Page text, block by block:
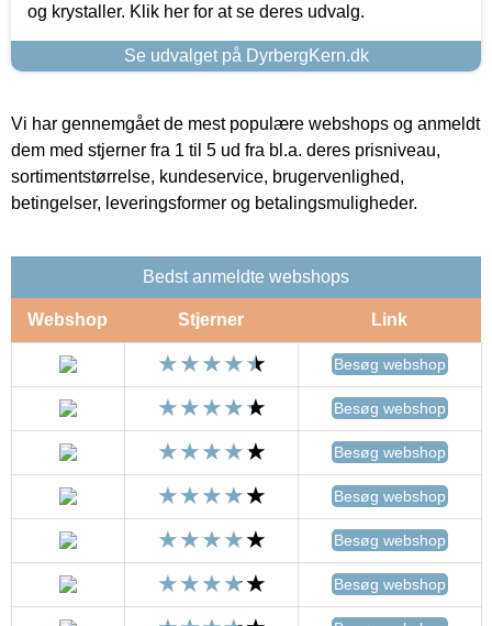
og krystaller. Klik her for at se deres udvalg.
Se udvalget på DyrbergKern.dk
Vi har gennemgået de mest populære webshops og anmeldt
dem med stjerner fra 1 til 5 ud fra bl.a. deres prisniveau,
sortimentstørrelse, kundeservice, brugervenlighed,
betingelser, leveringsformer og betalingsmuligheder.
Bedst anmeldte webshops
Webshop Stjerner Link
Besøg webshop
Besøg webshop
Besøg webshop
Besøg webshop
Besøg webshop
Besøg webshop